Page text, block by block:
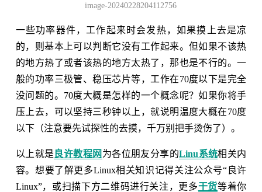
image-20240228204112756
一些功率器件，工作起来时会发热，如果摸上去是凉
的，则基本上可以判断它没有工作起来。但如果不该热
的地方热了或者该热的地方太热了，那也是不行的。一
般的功率三极管、稳压芯片等，工作在70度以下是完全
没问题的。70度大概是怎样的一个概念呢？如果你将手
压上去，可以坚持三秒钟以上，就说明温度大概在70度
以下（注意要先试探性的去摸，千万别把手烫伤了）。
以上就是 良许教程网 为各位朋友分享的Linu系统相关内
容。想要了解更多Linux相关知识记得关注公众号“良许
Linux”，或扫描下方二维码进行关注，更多干货等着你